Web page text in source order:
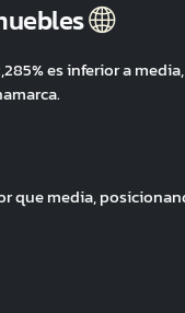
es inferior a
que media,